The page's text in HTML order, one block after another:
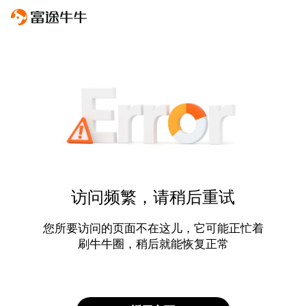
访问频繁，请稍后重试
您所要访问的页面不在这儿，它可能正忙着
刷牛牛圈，稍后就能恢复正常